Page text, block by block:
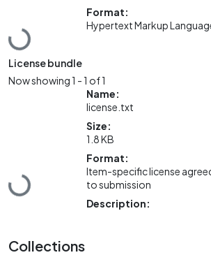
Loading...
Format:
Hypertext Markup
License bundle
Now showing1 - 1 of 1
Loading...
Name:
license.txt
Size:
1.8 KB
Format:
Item-specific license
to submission
Description:
Collections